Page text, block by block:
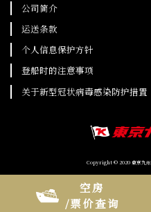
空房
/票价查询
公司简介
运送条款
个人信息保护方针
登船时的注意事项
关于新型冠状病毒感染防护措置
Copyright © 2020 東京九